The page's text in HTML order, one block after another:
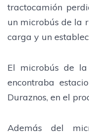
tractocamión
un microbús de la
carga y un
El microbús de
encontraba
Duraznos, en el
Además del